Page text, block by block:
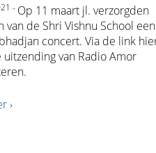
- Op 11 maart jl. verzorgden
van de Shri Vishnu School
concert. Via de link
uitzending van Radio Amor
›